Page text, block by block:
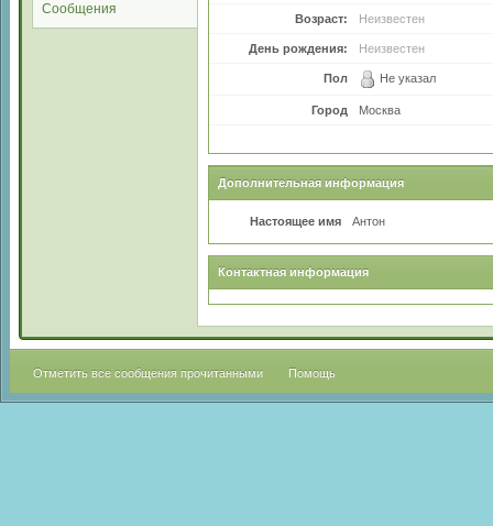
Сообщения
Возраст: Неизвестен
День рождения: Неизвестен
Пол Не указал
Город Москва
Дополнительная информация
Настоящее имя Антон
Контактная информация
Отметить все сообщения прочитанными Помощь